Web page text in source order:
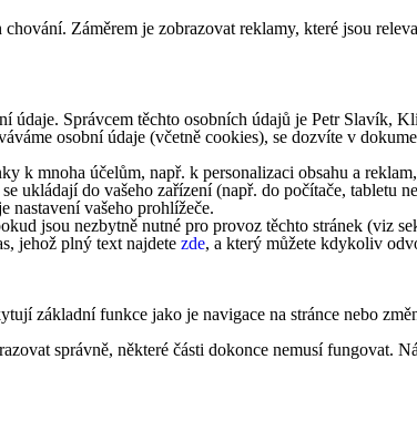
Záměrem je zobrazovat reklamy, které jsou
údaje. Správcem těchto osobních údajů je Petr Slavík,
osobní údaje (včetně cookies), se dozvíte v
k mnoha účelům, např. k personalizaci obsahu a
ukládají do vašeho zařízení (např. do počítače,
nastavení vašeho prohlížeče.
jsou nezbytně nutné pro provoz těchto stránek (viz
jehož plný text najdete zde, a který můžete kdykoliv
základní funkce jako je navigace na stránce nebo
správně, některé části dokonce nemusí fungovat.